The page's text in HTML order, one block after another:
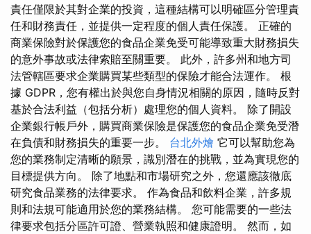
責任僅限於其對企業的投資，這種結構可以明確區分管理責
任和財務責任，並提供一定程度的個人責任保護。 正確的
商業保險對於保護您的食品企業免受可能導致重大財務損失
的意外事故或法律索賠至關重要。 此外，許多州和地方司
法管轄區要求企業購買某些類型的保險才能合法運作。 根
據 GDPR，您有權出於與您自身情況相關的原因，隨時反對
基於合法利益（包括分析）處理您的個人資料。 除了開設
企業銀行帳戶外，購買商業保險是保護您的食品企業免受潛
在負債和財務損失的重要一步。 台北外燴 它可以幫助您為
您的業務制定清晰的願景，識別潛在的挑戰，並為實現您的
目標提供方向。 除了地點和市場研究之外，您還應該徹底
研究食品業務的法律要求。 作為食品和飲料企業，許多規
則和法規可能適用於您的業務結構。 您可能需要的一些法
律要求包括分區許可證、營業執照和健康證明。 然而，如